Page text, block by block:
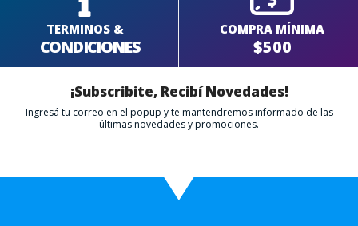
TERMINOS &
CONDICIONES
COMPRA MÍNIMA
$500
¡Subscribite, Recibí Novedades!
Ingresá tu correo en el popup y te mantendremos informado de las
últimas novedades y promociones.